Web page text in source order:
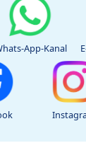
App-Kanal